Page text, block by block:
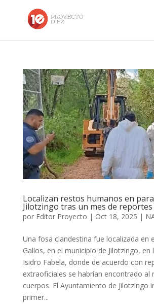
Localizan restos humanos en
Jilotzingo tras un mes de reportes
por Editor Proyecto | Oct 18, 2025 |
Una fosa clandestina fue localizada en
Gallos, en el municipio de Jilotzingo, en
Isidro Fabela, donde de acuerdo con
extraoficiales se habrían encontrado al
cuerpos. El Ayuntamiento de Jilotzingo
primer...